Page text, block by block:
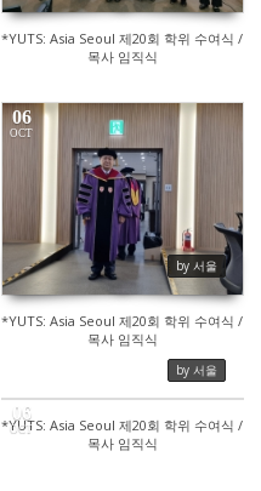
*YUTS: Asia Seoul 제20회 학위 수여식 /
목사 임직식
06
OCT
by 서울
336
*YUTS: Asia Seoul 제20회 학위 수여식 /
목사 임직식
06
OCT
by 서울
*YUTS: Asia Seoul 제20회 학위 수여식 /
목사 임직식